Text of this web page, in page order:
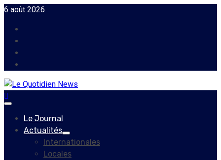
Skip
content
6 août 2026
Primary
Le Journal
Actualités
Internationales
Locales